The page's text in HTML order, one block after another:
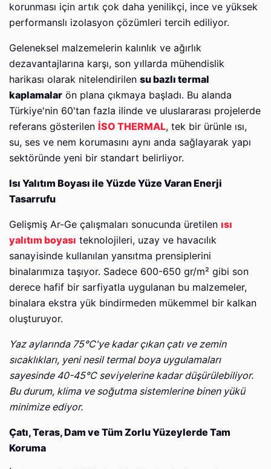
korunması için artık çok daha yenilikçi, ince ve yüksek
performanslı izolasyon çözümleri tercih ediliyor.
Geleneksel malzemelerin kalınlık ve ağırlık
dezavantajlarına karşı, son yıllarda mühendislik
harikası olarak nitelendirilen su bazlı termal
kaplamalar ön plana çıkmaya başladı. Bu alanda
Türkiye'nin 60'tan fazla ilinde ve uluslararası projelerde
referans gösterilen İSO THERMAL, tek bir ürünle ısı,
su, ses ve nem korumasını aynı anda sağlayarak yapı
sektöründe yeni bir standart belirliyor.
Isı Yalıtım Boyası ile Yüzde Yüze Varan Enerji
Tasarrufu
Gelişmiş Ar-Ge çalışmaları sonucunda üretilen ısı
yalıtım boyası teknolojileri, uzay ve havacılık
sanayisinde kullanılan yansıtma prensiplerini
binalarımıza taşıyor. Sadece 600-650 gr/m² gibi son
derece hafif bir sarfiyatla uygulanan bu malzemeler,
binalara ekstra yük bindirmeden mükemmel bir kalkan
oluşturuyor.
Yaz aylarında 75°C'ye kadar çıkan çatı ve zemin
sıcaklıkları, yeni nesil termal boya uygulamaları
sayesinde 40-45°C seviyelerine kadar düşürülebiliyor.
Bu durum, klima ve soğutma sistemlerine binen yükü
minimize ediyor.
Çatı, Teras, Dam ve Tüm Zorlu Yüzeylerde Tam
Koruma